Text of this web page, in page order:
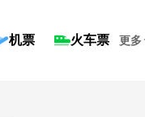
机票 火车票 更多